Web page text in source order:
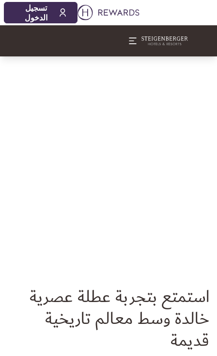
تسجيل
الدخول
استمتع بتجربة عطلة عصرية
خالدة وسط معالم تاريخية
قديمة